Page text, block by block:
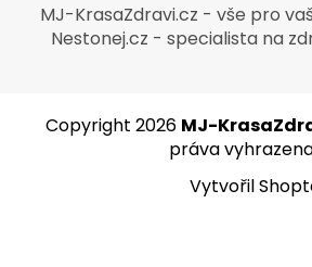
MJ-KrasaZdravi.cz - vše pro
Nestonej.cz - specialista na
Vytvořil
Copyright 2026 MJ-
práva